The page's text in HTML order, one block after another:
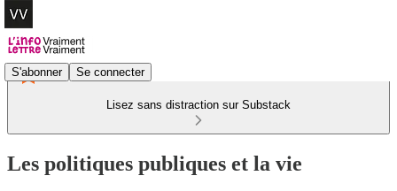
S'abonner Se connecter
Lisez sans distraction sur Substack
Les politiques publiques et la vie